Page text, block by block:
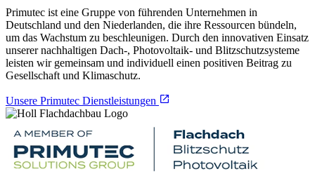
Primutec ist eine Gruppe von führenden Unternehmen in
Deutschland und den Niederlanden, die ihre Ressourcen bündeln,
um das Wachstum zu beschleunigen. Durch den innovativen Einsatz
unserer nachhaltigen Dach-, Photovoltaik- und Blitzschutzsysteme
leisten wir gemeinsam und individuell einen positiven Beitrag zu
Gesellschaft und Klimaschutz.
Unsere Primutec Dienstleistungen